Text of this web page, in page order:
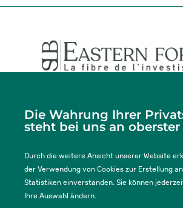
29-31 rue de Courcelles, 75008
Tel. :+33 (0)2 33 77 47 37
AKTUELLES
Die Wahrung Ihrer
steht bei uns an oberster
Durch die weitere Ansicht unserer Website
der Verwendung von Cookies zur Erstellung
Statistiken einverstanden. Sie können
Ihre Auswahl ändern.